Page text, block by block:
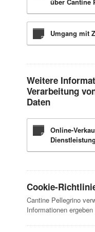
Umgang mit
Weitere
Verarbeitung
Daten
Online-
Cookie-
Cantine Pellegrino
Informationen